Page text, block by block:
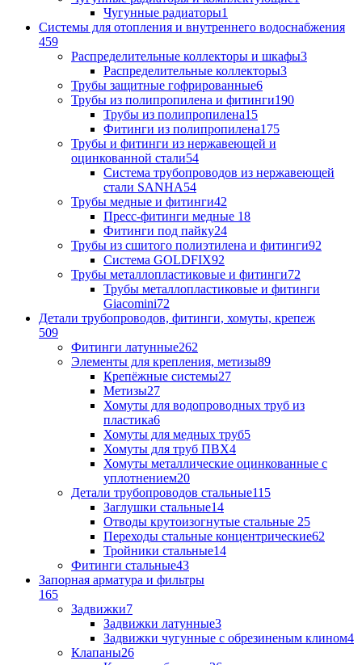
Чугунные радиаторы1
Системы для отопления и внутреннего водоснабжения
459
Распределительные коллекторы и шкафы3
Распределительные коллекторы3
Трубы защитные гофрированные6
Трубы из полипропилена и фитинги190
Трубы из полипропилена15
Фитинги из полипропилена175
Трубы и фитинги из нержавеющей и
оцинкованной стали54
Система трубопроводов из нержавеющей
стали SANHA54
Трубы медные и фитинги42
Пресс-фитинги медные 18
Фитинги под пайку24
Трубы из сшитого полиэтилена и фитинги92
Система GOLDFIX92
Трубы металлопластиковые и фитинги72
Трубы металлопластиковые и фитинги
Giacomini72
Детали трубопроводов, фитинги, хомуты, крепеж
509
Фитинги латунные262
Элементы для крепления, метизы89
Крепёжные системы27
Метизы27
Хомуты для водопроводных труб из
пластика6
Хомуты для медных труб5
Хомуты для труб ПВХ4
Хомуты металлические оцинкованные с
уплотнением20
Детали трубопроводов стальные115
Заглушки стальные14
Отводы крутоизогнутые стальные 25
Переходы стальные концентрические62
Тройники стальные14
Фитинги стальные43
Запорная арматура и фильтры
165
Задвижки7
Задвижки латунные3
Задвижки чугунные с обрезиненым клином4
Клапаны26